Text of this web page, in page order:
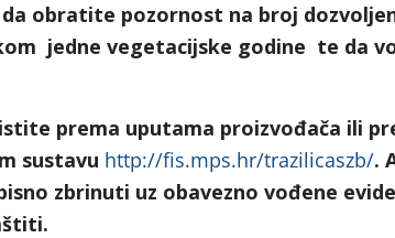
obratite pozornost na broj
jedne vegetacijske godine te da
prema uputama proizvođača ili
sustavu http://fis.mps.hr/trazilicaszb/.
zbrinuti uz obavezno vođene